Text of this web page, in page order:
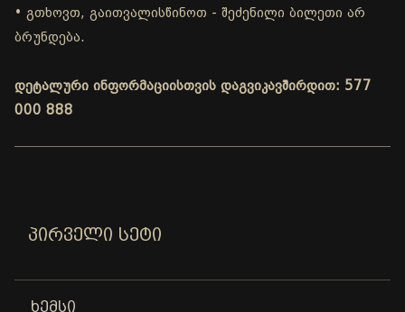
• გთხოვთ, გაითვალისწინოთ - შეძენილი ბილეთი არ
ბრუნდება.
დეტალური ინფორმაციისთვის დაგვიკავშირდით: 577
000 888
ᲞᲘᲠᲕᲔᲚᲘ ᲡᲔᲢᲘ
ᲮᲔᲛᲡᲘ